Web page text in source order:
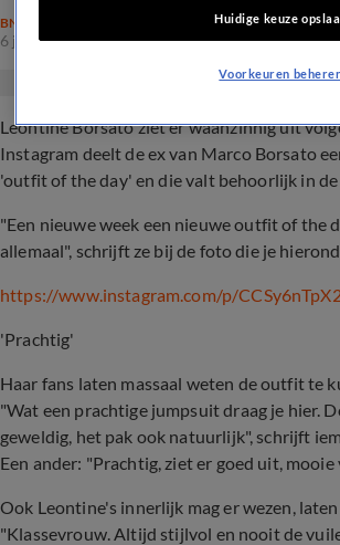
BN'ERS
6 juli 2020, 13:07
Leontine Borsato ziet er waanzinnig uit
Instagram deelt de ex van Marco Borsato
'outfit of the day' en die valt behoorlijk in de
"Een nieuwe week een nieuwe outfit of the
allemaal", schrijft ze bij de foto die je
https://www.instagram.com/p/
'Prachtig'
Haar fans laten massaal weten de outfit te
"Wat een prachtige jumpsuit draag je hier.
geweldig, het pak ook natuurlijk", schrijft
Een ander: "Prachtig, ziet er goed uit,
Ook Leontine's innerlijk mag er wezen,
"Klassevrouw. Altijd stijlvol en nooit de
Huidige keuze
Voorkeuren